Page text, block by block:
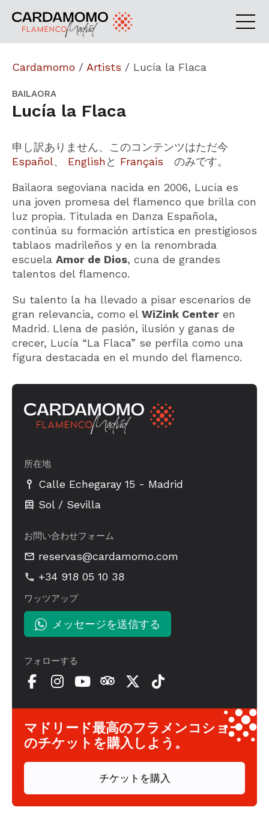
Cardamomo / Artists / Lucía la Flaca
BAILAORA
Lucía la Flaca
申し訳ありません、このコンテンツはただ今
Español、 Englishと Français のみです。
Bailaora segoviana nacida en 2006, Lucía es
una joven promesa del flamenco que brilla con
luz propia. Titulada en Danza Española,
continúa su formación artística en prestigiosos
tablaos madrileños y en la renombrada
escuela Amor de Dios, cuna de grandes
talentos del flamenco.
Su talento la ha llevado a pisar escenarios de
gran relevancia, como el WiZink Center en
Madrid. Llena de pasión, ilusión y ganas de
crecer, Lucía “La Flaca” se perfila como una
figura destacada en el mundo del flamenco.
所在地
Calle Echegaray 15 - Madrid
Sol / Sevilla
お問い合わせフォーム
reservas@cardamomo.com
+34 918 05 10 38
ワッツアップ
メッセージを送信する
フォローする
マドリード最高のフラメンコショー
のチケットを購入しよう。
チケットを購入